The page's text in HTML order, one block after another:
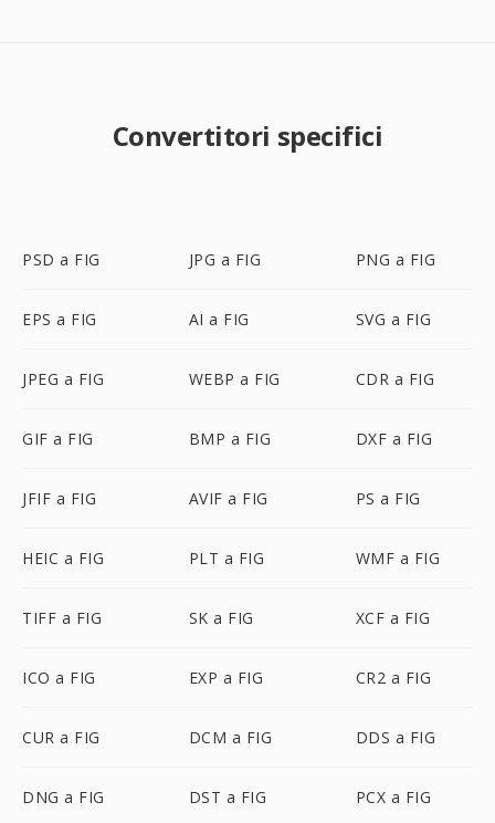
Convertitori specifici
PSD a FIG JPG a FIG PNG a FIG
EPS a FIG AI a FIG SVG a FIG
JPEG a FIG WEBP a FIG CDR a FIG
GIF a FIG BMP a FIG DXF a FIG
JFIF a FIG AVIF a FIG PS a FIG
HEIC a FIG PLT a FIG WMF a FIG
TIFF a FIG SK a FIG XCF a FIG
ICO a FIG EXP a FIG CR2 a FIG
CUR a FIG DCM a FIG DDS a FIG
DNG a FIG DST a FIG PCX a FIG